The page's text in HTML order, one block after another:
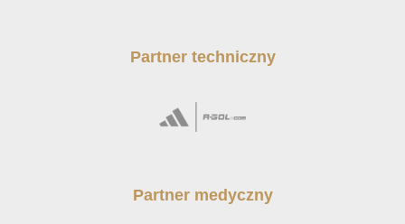
Partner techniczny
Partner medyczny